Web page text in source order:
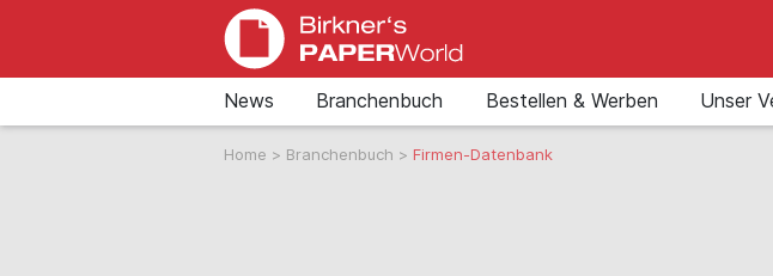
News Branchenbuch Bestellen & Werben Unser
Home > Branchenbuch > Firmen-Datenbank